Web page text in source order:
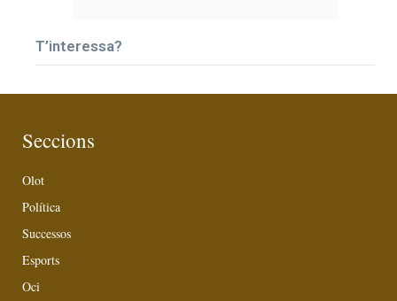
T’interessa?
Seccions
Olot
Política
Successos
Esports
Oci